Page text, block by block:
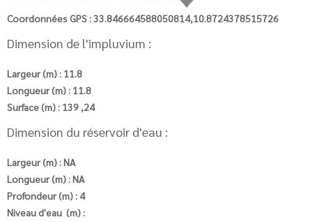
Coordonnées GPS : 33.846664588050814,10.8724378515726
Dimension de l'impluvium :
Largeur (m) : 11.8
Longueur (m) : 11.8
Surface (m) : 139 ,24
Dimension du réservoir d'eau :
Largeur (m) : NA
Longueur (m) : NA
Profondeur (m) : 4
Niveau d'eau (m) :